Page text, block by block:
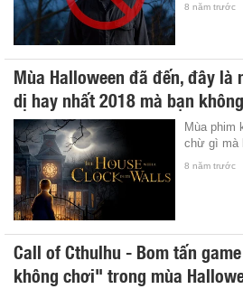
8 năm trước
Mùa Halloween đã đến, đây
dị hay nhất 2018 mà bạn
Mùa phim
chừ gì mà
8 năm trước
Call of Cthulhu - Bom tấn
không chơi" trong mùa